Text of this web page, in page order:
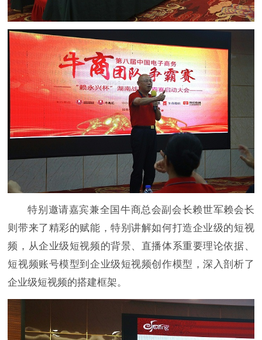
特别邀请嘉宾兼全国牛商总会副会长赖世军赖会长
则带来了精彩的赋能，特别讲解如何打造企业级的短视
频，从企业级短视频的背景、直播体系重要理论依据、
短视频账号模型到企业级短视频创作模型，深入剖析了
企业级短视频的搭建框架。